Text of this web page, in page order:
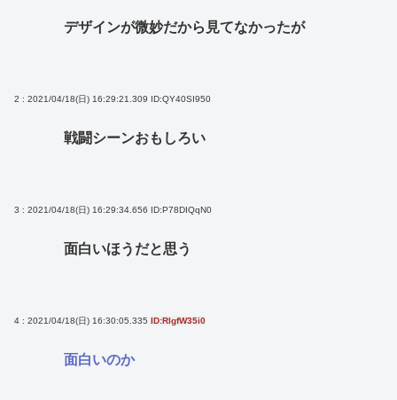
デザインが微妙だから見てなかったが
2 : 2021/04/18(日) 16:29:21.309 ID:QY40SI950
戦闘シーンおもしろい
3 : 2021/04/18(日) 16:29:34.656 ID:P78DIQqN0
面白いほうだと思う
4 : 2021/04/18(日) 16:30:05.335 ID:RlgfW35i0
面白いのか